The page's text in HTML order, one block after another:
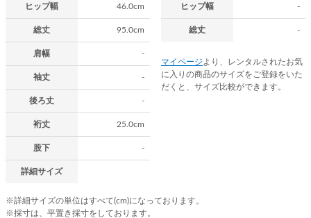
ヒップ幅 46.0cm
総丈 95.0cm
肩幅 -
袖丈 -
後ろ丈 -
裄丈 25.0cm
股下 -
詳細サイズ
ヒップ幅 -
総丈 -
マイページ より、レンタルされたお気
に入りの商品のサイズをご登録をいた
だくと、サイズ比較ができます。
※詳細サイズの単位はすべて(cm)になっております。
※採寸は、平置き採寸をしております。